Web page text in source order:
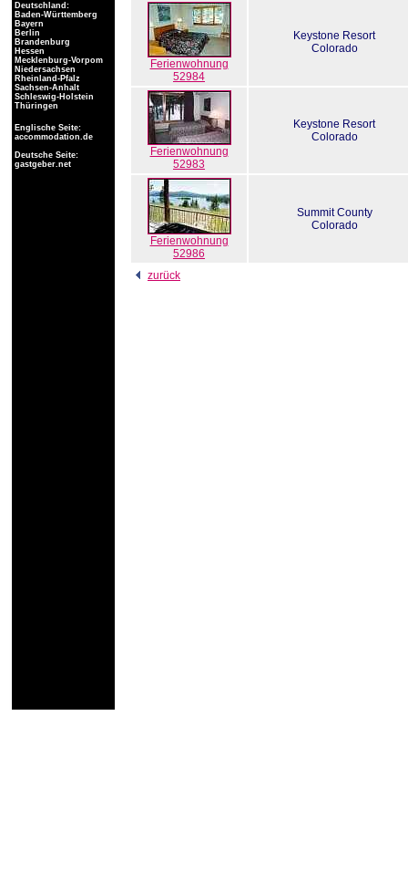
Ferienwohnung
52984
Keystone Resort
Colorado
Ferienwohnung
52983
Keystone Resort
Colorado
Ferienwohnung
52986
Summit County
Colorado
zurück
Deutschland:
Baden-Württemberg
Bayern
Berlin
Brandenburg
Hessen
Mecklenburg-Vorpom
Niedersachsen
Rheinland-Pfalz
Sachsen-Anhalt
Schleswig-Holstein
Thüringen
Englische Seite:
accommodation.de
Deutsche Seite:
gastgeber.net